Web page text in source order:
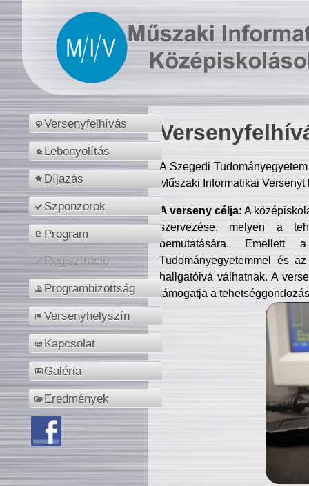
Versenyfelhívás
Lebonyolítás
Díjazás
Szponzorok
Program
Regisztráció
Programbizottság
Versenyhelyszín
Kapcsolat
Galéria
Eredmények
A Szegedi
Műszaki Informatikai
A verseny célja: A
szervezése, melyen a
bemutatására. Emellett
Tudományegyetemmel és
hallgatóivá válhatnak. A
támogatja a